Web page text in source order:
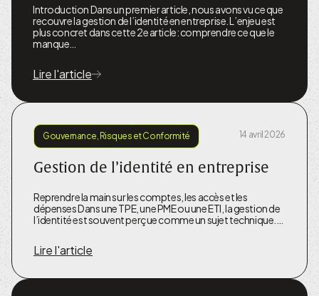
Introduction Dans un premier article, nous avons vu ce que
recouvre la gestion de l’identité en entreprise. L’enjeu est
plus concret dans cette 2e article: comprendre ce que le
manque…
Lire l'article
Gouvernance, Risques et Conformité 14 avril 2026
Gestion de l’identité en entreprise
Reprendre la main sur les comptes, les accès et les
dépenses Dans une TPE, une PME ou une ETI, la gestion de
l’identité est souvent perçue comme un sujet technique.…
Lire l'article